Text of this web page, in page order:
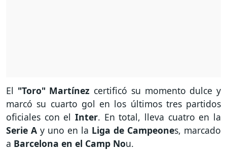
El "Toro" Martínez certificó su momento dulce y
marcó su cuarto gol en los últimos tres partidos
oficiales con el Inter. En total, lleva cuatro en la
Serie A y uno en la Liga de Campeones, marcado
a Barcelona en el Camp Nou.